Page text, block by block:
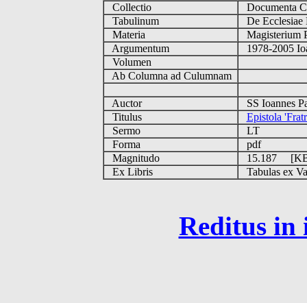
Collectio
Documenta
Tabulinum
De
Materia
Magisterium
Argumentum
1978-2005
Volumen
Ab Columna ad Culumnam
Auctor
SS Ioannes
Titulus
Epistola
Sermo
LT
Forma
pdf
Magnitudo
15.187
Ex Libris
Tabulas ex
Reditus in